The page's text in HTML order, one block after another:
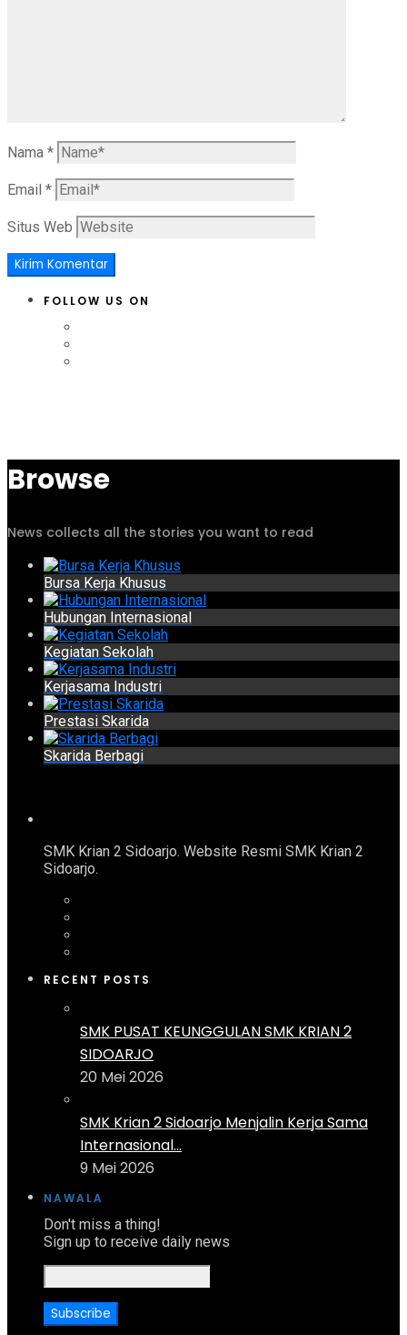
Nama *
Email *
Situs Web
FOLLOW US ON
Browse
News collects all the stories you want to read
Bursa Kerja Khusus
Hubungan Internasional
Kegiatan Sekolah
Kerjasama Industri
Prestasi Skarida
Skarida Berbagi
SMK Krian 2 Sidoarjo. Website Resmi SMK Krian 2
Sidoarjo.
RECENT POSTS
SMK PUSAT KEUNGGULAN SMK KRIAN 2
SIDOARJO
20 Mei 2026
SMK Krian 2 Sidoarjo Menjalin Kerja Sama
Internasional...
9 Mei 2026
NAWALA
Don't miss a thing!
Sign up to receive daily news